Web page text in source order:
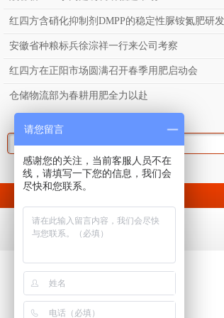
红四方含硝化抑制剂DMPP的稳定性脲铵氮肥研
安徽省种粮标兵徐淙祥一行来公司考察
红四方在正阳市场圆满召开春季用肥启动会
仓储物流部为春耕用肥全力以赴
请您留言
感谢您的关注，当前客服人员不在
线，请填写一下您的信息，我们会
尽快和您联系。